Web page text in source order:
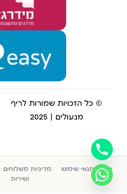
© כל הזכויות שמורות לריף
מנעולים | 2025
תקנון ותנאי שימוש מדיניות משלוחים
ושירות